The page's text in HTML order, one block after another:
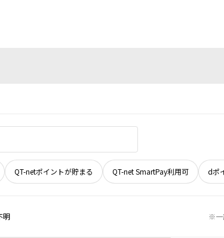
QT-netポイントが貯まる QT-net SmartPay利用可 dポ
明 ※一